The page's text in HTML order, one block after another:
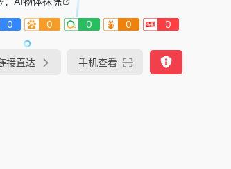
0
0 0 0 0
接直达 手机查看